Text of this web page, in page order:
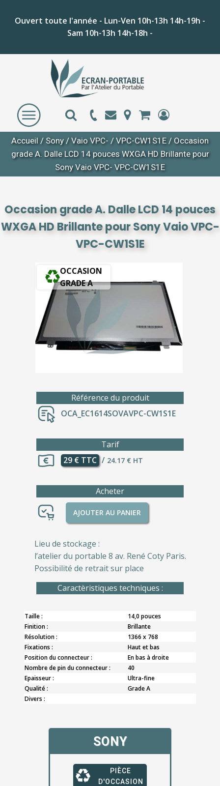
Ouvert toute l'année - Lun-Ven 10h-13h 14h-19h -
Sam 10h-13h 14h-18h -
Accueil/ Sony/ Vaio VPC- / VPC-CW1S1E / Occasion
grade A. Dalle LCD 14 pouces WXGA HD Brillante pour
Sony Vaio VPC- VPC-CW1S1E
Occasion grade A. Dalle LCD 14 pouces
WXGA HD Brillante pour Sony Vaio VPC-
VPC-CW1S1E
OCCASION
GRADE A
Référence du produit
OCA_EC1614SOVAVPC-CW1S1E
Tarif
29 € TTC / 24.17 € HT
Acheter
AJOUTER AU PANIER
Lieu de stockage :
l’atelier du portable 8 av. René Coty Paris.
Possibilité de retrait sur place
Caractèristiques techniques :
Taille :
14,0 pouces
Finition :
Brillante
Résolution :
1366 x 768
Fixations :
Haut et bas
Position du connecteur :
En bas à droite
Nombre de pin du connecteur :
40
Epaisseur :
Ultra-fine
Qualité :
Grade A
Divers :
SONY
PIÈCE
D'OCCASION